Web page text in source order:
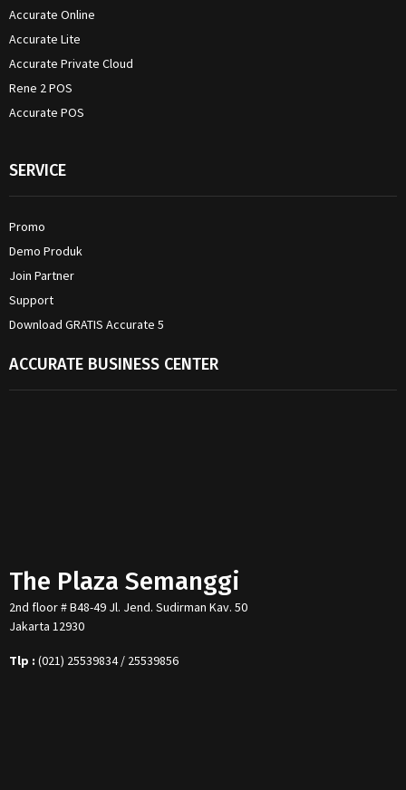
Accurate Online
Accurate Lite
Accurate Private Cloud
Rene 2 POS
Accurate POS
SERVICE
Promo
Demo Produk
Join Partner
Support
Download GRATIS Accurate 5
ACCURATE BUSINESS CENTER
The Plaza Semanggi
2nd floor # B48-49 Jl. Jend. Sudirman Kav. 50
Jakarta 12930
Tlp : (021) 25539834 / 25539856